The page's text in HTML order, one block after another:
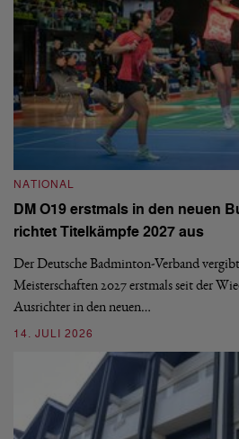
NATIONAL
DM O19 erstmals in den neuen
richtet Titelkämpfe 2027 aus
Der Deutsche Badminton-Verband
Meisterschaften 2027 erstmals seit der
Ausrichter in den neuen…
14. JULI 2026